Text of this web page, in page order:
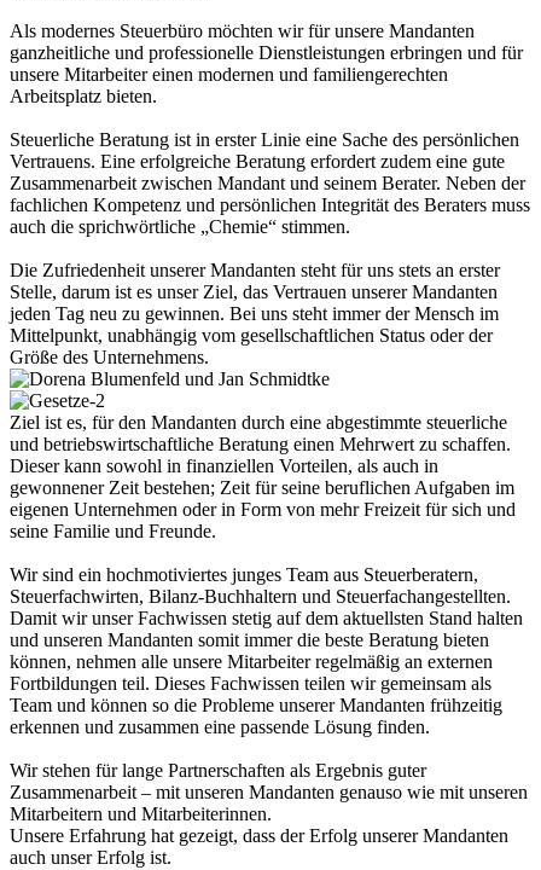
Als modernes Steuerbüro möchten wir für unsere Mandanten
ganzheitliche und professionelle Dienstleistungen erbringen und für
unsere Mitarbeiter einen modernen und familiengerechten
Arbeitsplatz bieten.
Steuerliche Beratung ist in erster Linie eine Sache des persönlichen
Vertrauens. Eine erfolgreiche Beratung erfordert zudem eine gute
Zusammenarbeit zwischen Mandant und seinem Berater. Neben der
fachlichen Kompetenz und persönlichen Integrität des Beraters muss
auch die sprichwörtliche „Chemie“ stimmen.
Die Zufriedenheit unserer Mandanten steht für uns stets an erster
Stelle, darum ist es unser Ziel, das Vertrauen unserer Mandanten
jeden Tag neu zu gewinnen. Bei uns steht immer der Mensch im
Mittelpunkt, unabhängig vom gesellschaftlichen Status oder der
Größe des Unternehmens.
Ziel ist es, für den Mandanten durch eine abgestimmte steuerliche
und betriebswirtschaftliche Beratung einen Mehrwert zu schaffen.
Dieser kann sowohl in finanziellen Vorteilen, als auch in
gewonnener Zeit bestehen; Zeit für seine beruflichen Aufgaben im
eigenen Unternehmen oder in Form von mehr Freizeit für sich und
seine Familie und Freunde.
Wir sind ein hochmotiviertes junges Team aus Steuerberatern,
Steuerfachwirten, Bilanz-Buchhaltern und Steuerfachangestellten.
Damit wir unser Fachwissen stetig auf dem aktuellsten Stand halten
und unseren Mandanten somit immer die beste Beratung bieten
können, nehmen alle unsere Mitarbeiter regelmäßig an externen
Fortbildungen teil. Dieses Fachwissen teilen wir gemeinsam als
Team und können so die Probleme unserer Mandanten frühzeitig
erkennen und zusammen eine passende Lösung finden.
Wir stehen für lange Partnerschaften als Ergebnis guter
Zusammenarbeit – mit unseren Mandanten genauso wie mit unseren
Mitarbeitern und Mitarbeiterinnen.
Unsere Erfahrung hat gezeigt, dass der Erfolg unserer Mandanten
auch unser Erfolg ist.